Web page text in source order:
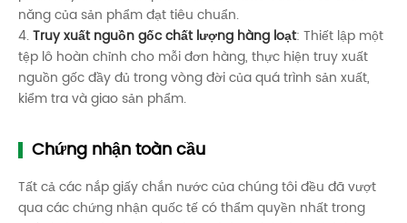
năng của sản phẩm đạt tiêu chuẩn.
4.Truy xuất nguồn gốc chất lượng hàng loạt: Thiết lập một
tệp lô hoàn chỉnh cho mỗi đơn hàng, thực hiện truy xuất
nguồn gốc đầy đủ trong vòng đời của quá trình sản xuất,
kiểm tra và giao sản phẩm.
Chứng nhận toàn cầu
Tất cả các nắp giấy chắn nước của chúng tôi đều đã vượt
qua các chứng nhận quốc tế có thẩm quyền nhất trong